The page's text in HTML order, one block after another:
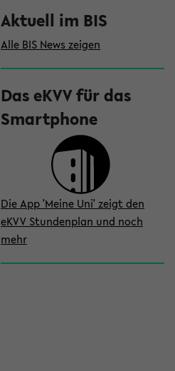
Aktuell im BIS
Alle BIS News zeigen
Das eKVV für das
Smartphone
Die App 'Meine Uni' zeigt den
eKVV Stundenplan und noch
mehr